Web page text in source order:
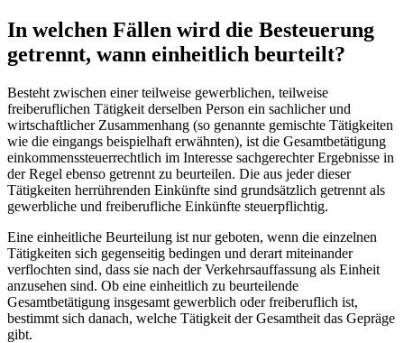
In welchen Fällen wird die Besteuerung
getrennt, wann einheitlich beurteilt?
Besteht zwischen einer teilweise gewerblichen, teilweise
freiberuflichen Tätigkeit derselben Person ein sachlicher und
wirtschaftlicher Zusammenhang (so genannte gemischte Tätigkeiten
wie die eingangs beispielhaft erwähnten), ist die Gesamtbetätigung
einkommenssteuerrechtlich im Interesse sachgerechter Ergebnisse in
der Regel ebenso getrennt zu beurteilen. Die aus jeder dieser
Tätigkeiten herrührenden Einkünfte sind grundsätzlich getrennt als
gewerbliche und freiberufliche Einkünfte steuerpflichtig.
Eine einheitliche Beurteilung ist nur geboten, wenn die einzelnen
Tätigkeiten sich gegenseitig bedingen und derart miteinander
verflochten sind, dass sie nach der Verkehrsauffassung als Einheit
anzusehen sind. Ob eine einheitlich zu beurteilende
Gesamtbetätigung insgesamt gewerblich oder freiberuflich ist,
bestimmt sich danach, welche Tätigkeit der Gesamtheit das Gepräge
gibt.